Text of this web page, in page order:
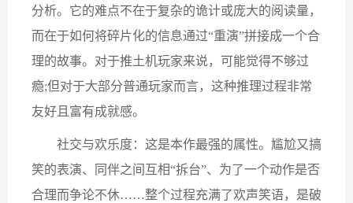
分析。它的难点不在于复杂的诡计或庞大的阅读量，
而在于如何将碎片化的信息通过“重演”拼接成一个合
理的故事。对于推土机玩家来说，可能觉得不够过
瘾;但对于大部分普通玩家而言，这种推理过程非常
友好且富有成就感。
社交与欢乐度：这是本作最强的属性。尴尬又搞
笑的表演、同伴之间互相“拆台”、为了一个动作是否
合理而争论不休……整个过程充满了欢声笑语，是破